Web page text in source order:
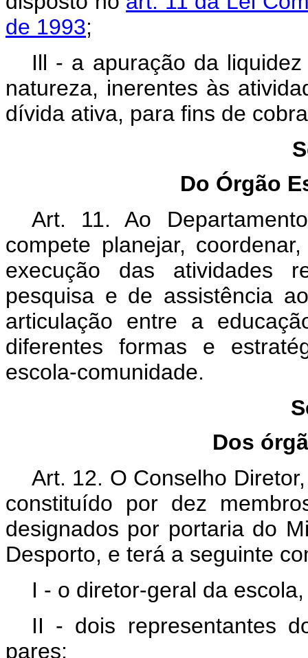
de 1993;
Ill - a apuração da
natureza, inerentes às
dívida ativa, para fins de
Do Órgão
Art. 11. Ao
compete planejar,
execução das atividades
pesquisa e de assistência
articulação entre a
diferentes formas e
escola-comunidade.
Dos
Art. 12. O Conselho
constituído por dez
designados por portaria do
Desporto, e terá a seguinte
I - o diretor-geral da
II - dois representantes
pares;